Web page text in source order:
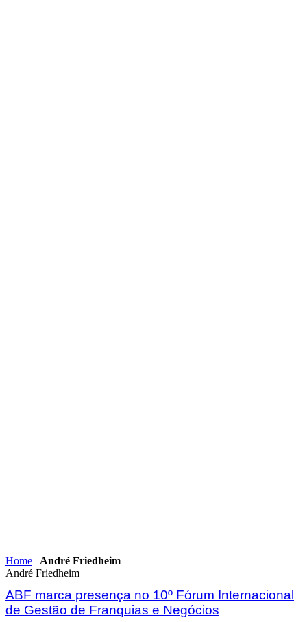
Home | André Friedheim
André Friedheim
ABF marca presença no 10º Fórum Internacional
de Gestão de Franquias e Negócios